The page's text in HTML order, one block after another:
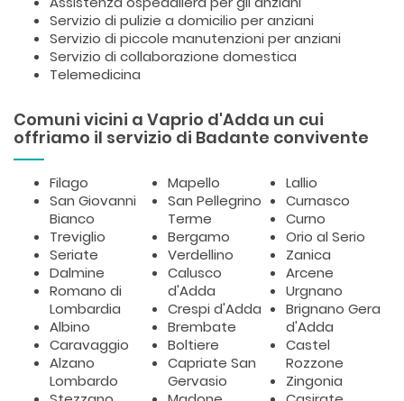
Servizio di pulizie a domicilio per anziani
Servizio di piccole manutenzioni per anziani
Servizio di collaborazione domestica
Telemedicina
Comuni vicini a Vaprio d'Adda un cui
offriamo il servizio di Badante convivente
Filago
San Giovanni
Bianco
Treviglio
Seriate
Dalmine
Romano di
Lombardia
Albino
Caravaggio
Alzano
Lombardo
Mapello
San Pellegrino
Terme
Bergamo
Verdellino
Calusco
d'Adda
Crespi d'Adda
Brembate
Boltiere
Capriate San
Gervasio
Lallio
Curnasco
Curno
Orio al Serio
Zanica
Arcene
Urgnano
Brignano Gera
d'Adda
Castel
Rozzone
Zingonia